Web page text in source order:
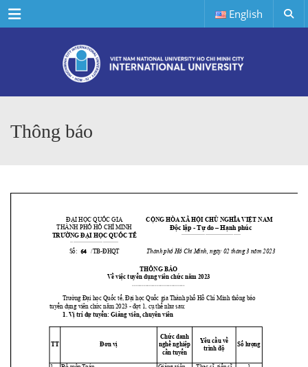
Menu English
Thông báo